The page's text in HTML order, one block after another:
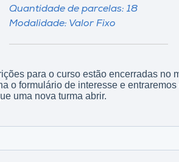
Quantidade de parcelas: 18
Modalidade: Valor Fixo